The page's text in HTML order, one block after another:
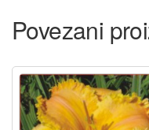
Povezani